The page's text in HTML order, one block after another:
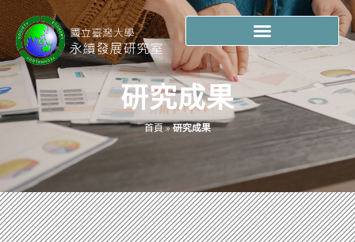
研究成果
首頁»研究成果